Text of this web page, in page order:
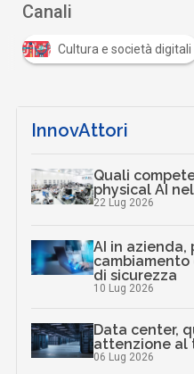
Canali
Cultura e società digitali
InnovAttori
Quali
physical AI
22 Lug 2026
AI in azienda,
di sicurezza
10 Lug 2026
Data center,
attenzione al
06 Lug 2026